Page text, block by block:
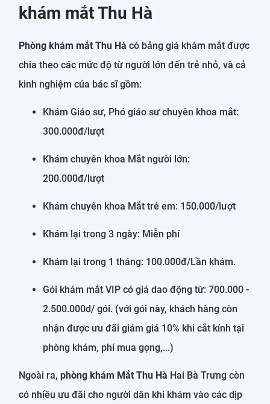
khám mắt Thu Hà
Phòng khám mắt Thu Hà có bảng giá khám mắt được
chia theo các mức độ từ người lớn đến trẻ nhỏ, và cả
kinh nghiệm của bác sĩ gồm:
Khám Giáo sư, Phó giáo sư chuyên khoa mắt:
300.000đ/lượt
Khám chuyên khoa Mắt người lớn:
200.000đ/lượt
Khám chuyên khoa Mắt trẻ em: 150.000/lượt
Khám lại trong 3 ngày: Miễn phí
Khám lại trong 1 tháng: 100.000đ/Lần khám.
Gói khám mắt VIP có giá dao động từ: 700.000 -
2.500.000d/ gói. (với gói này, khách hàng còn
nhận được ưu đãi giảm giá 10% khi cắt kính tại
phòng khám, phí mua gọng,...)
Ngoài ra, phòng khám Mắt Thu Hà Hai Bà Trưng còn
có nhiều ưu đãi cho người dân khi khám vào các dịp